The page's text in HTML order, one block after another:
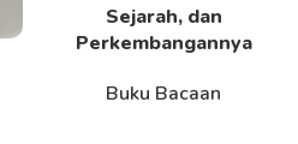
Sejarah, dan
Perkembangannya
Buku Bacaan